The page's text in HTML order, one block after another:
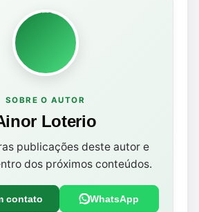
SOBRE O AUTOR
Loterio
publicações deste autor e
dos próximos conteúdos.
contato WhatsApp